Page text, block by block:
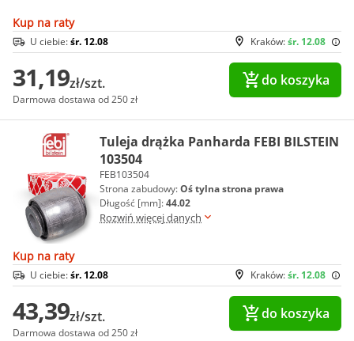
Kup na raty
Kraków:śr. 12.08
U ciebie:śr. 12.08
31,19zł/szt.
Darmowa dostawa od 250 zł
do koszyka
Tuleja drążka Panharda FEBI BILSTEIN
103504
FEB103504
Strona zabudowy:Oś tylna strona prawa
Długość [mm]:44.02
Rozwiń więcej danych
Kup na raty
Kraków:śr. 12.08
U ciebie:śr. 12.08
43,39zł/szt.
Darmowa dostawa od 250 zł
do koszyka